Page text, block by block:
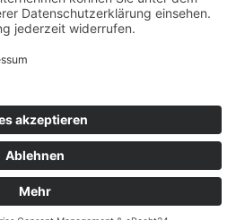
IMPRESSUMDATENSCHUTZ
Europe GmbH